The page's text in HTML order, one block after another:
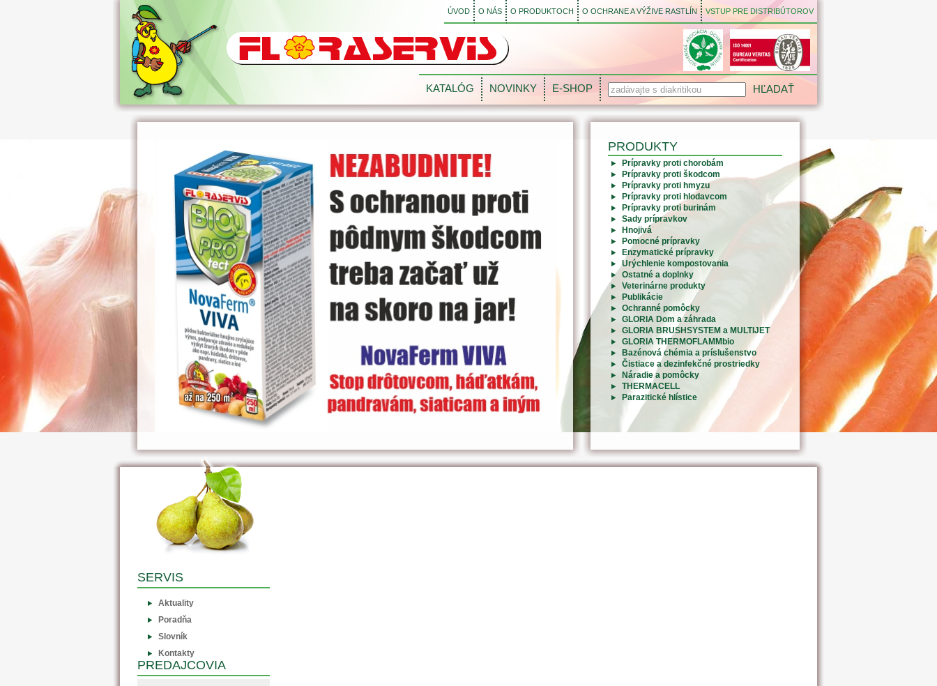
ÚVOD O NÁS O PRODUKTOCH O OCHRANE A VÝŽIVE RASTLÍN VSTUP PRE DISTRIBÚTOROV
KATALÓG NOVINKY E-SHOP
PRODUKTY
Prípravky proti chorobám
Prípravky proti škodcom
Prípravky proti hmyzu
Prípravky proti hlodavcom
Prípravky proti burinám
Sady prípravkov
Hnojivá
Pomocné prípravky
Enzymatické prípravky
Urýchlenie kompostovania
Ostatné a doplnky
Veterinárne produkty
Publikácie
Ochranné pomôcky
GLORIA Dom a záhrada
GLORIA BRUSHSYSTEM a MULTIJET
GLORIA THERMOFLAMMbio
Bazénová chémia a príslušenstvo
Čistiace a dezinfekčné prostriedky
Náradie a pomôcky
THERMACELL
Parazitické hlístice
SERVIS
Aktuality
Poradňa
Slovník
Kontakty
PREDAJCOVIA